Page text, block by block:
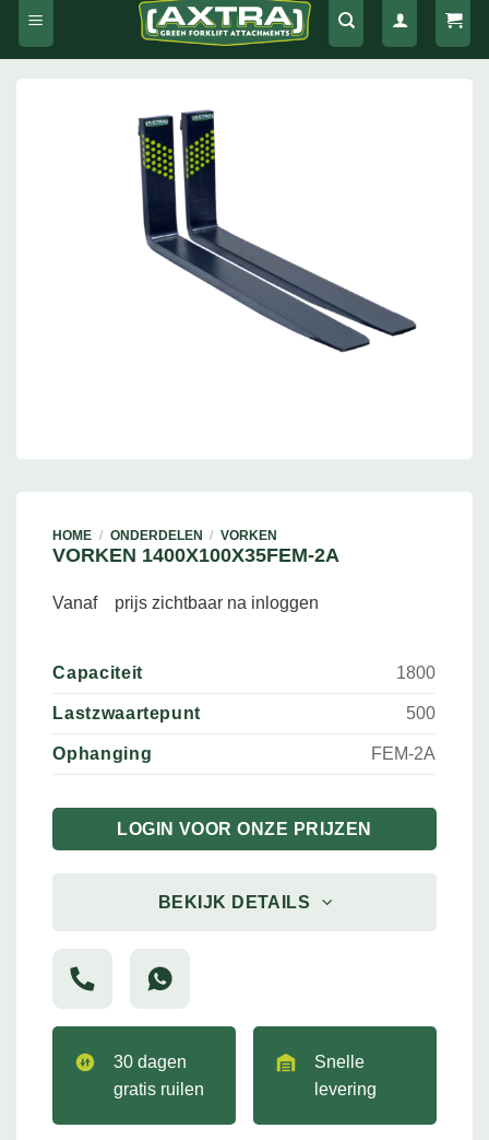
HOME / ONDERDELEN / VORKEN
VORKEN 1400X100X35FEM-2A
Vanaf prijs zichtbaar na inloggen
Capaciteit 1800
Lastzwaartepunt 500
Ophanging FEM-2A
LOGIN VOOR ONZE PRIJZEN
BEKIJK DETAILS
30 dagen
gratis ruilen
Snelle
levering